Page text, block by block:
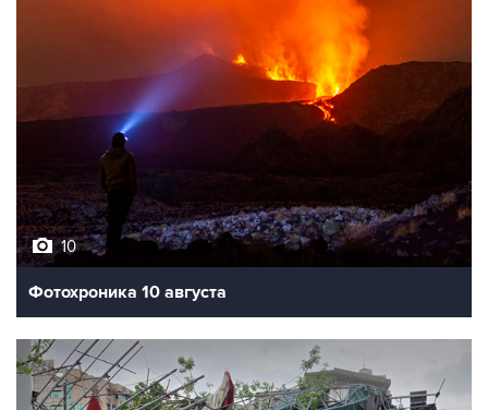
10
Фотохроника 10 августа